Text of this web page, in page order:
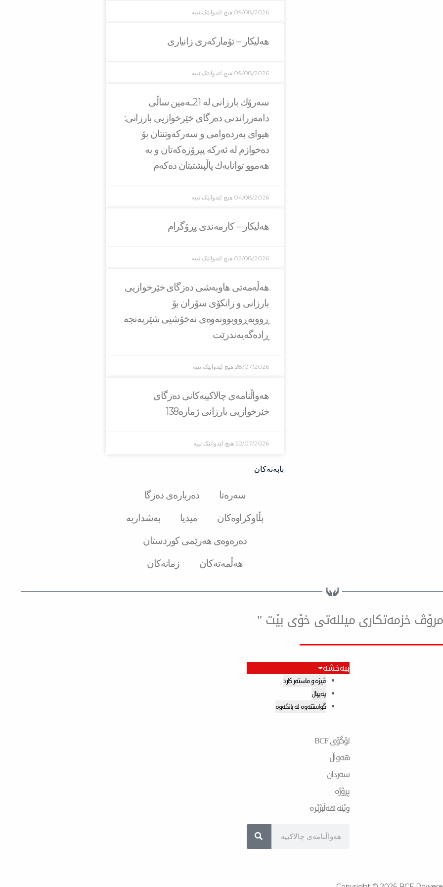
09/08/2026 هیچ لێدوانێک نییە
هەلیکار – تۆمارکەری زانیاری
09/08/2026 هیچ لێدوانێک نییە
سه‌رۆك بارزانی له‌ 21ـه‌مین ساڵی
دامەزراندنی دەزگای خێرخوازیی بارزانی:
هیوای بەردەوامی و سەركەوتنتان بۆ
دەخوازم لە ئەركە پیرۆزەكەتان و بە
هەموو توانایەك پاڵپشتیتان دەكەم
04/08/2026 هیچ لێدوانێک نییە
هەلیکار – کارمەندی پڕۆگرام
02/08/2026 هیچ لێدوانێک نییە
هه‌ڵه‌مه‌تی هاو‌به‌شی ده‌زگای خێرخوازیی
بارزانی و زانكۆی سۆران بۆ
ڕووبه‌ڕووبوونه‌وه‌ی نه‌خۆشیی شێرپه‌نجه‌
ڕاده‌گه‌یه‌ندرێت
28/07/2026 هیچ لێدوانێک نییە
هەواڵنامەی چالاکییەکانی دەزگای
خێرخوازیی بارزانی ژمارە138
22/07/2026 هیچ لێدوانێک نییە
بابەتەکان
سەرەتا
دەربارەی دەزگا
بڵاوکراوەکان
میدیا
بەشداربە
دەرەوەی هەرێمی کوردستان
هەڵمەتەکان
زمانەکان
مرۆڤ خزمەتكاری میللەتی خۆی بێت "
ببەخشە
ڤیزە و ماستەر کارد
پەیپال
گواستنەوە لە بانکەوە
لۆگۆی BCF
هەواڵ
سەردان
پرۆژە
وێنە هەڵبژێرە
Search